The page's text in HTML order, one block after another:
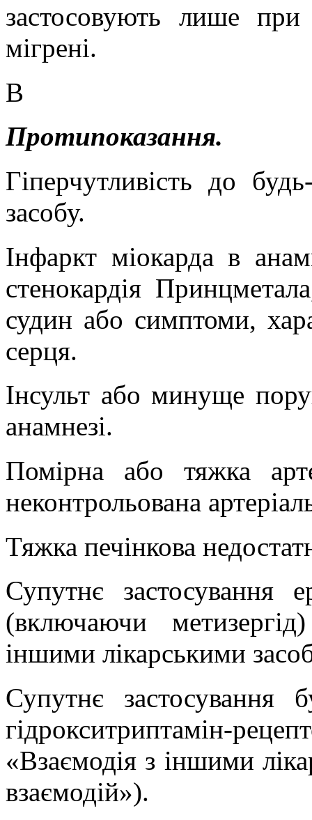
застосовують лише при
мігрені.
В
Протипоказання.
Гіперчутливість до
засобу.
Інфаркт міокарда в
стенокардія Принцметала
судин або симптоми,
серця.
Інсульт або минуще
анамнезі.
Помірна або тяжка
неконтрольована
Тяжка печінкова
Супутнє застосування
(включаючи метизергід
іншими лікарськими
Супутнє застосування
гідрокситриптамін-
«Взаємодія з іншими
взаємодій»).